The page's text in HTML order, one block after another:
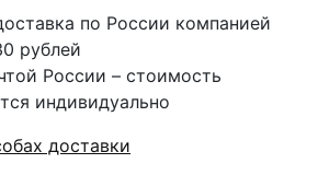
по России компанией
рублей
России – стоимость
индивидуально
доставки